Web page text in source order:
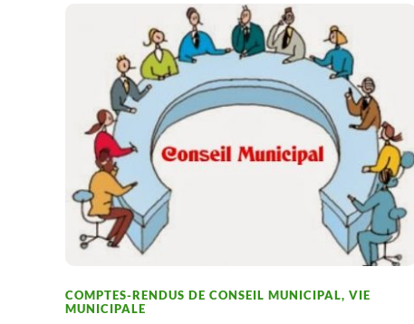
COMPTES-RENDUS DE CONSEIL MUNICIPAL, VIE
MUNICIPALE